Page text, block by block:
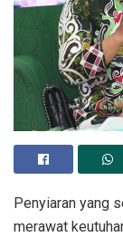
Penyiaran yang
merawat